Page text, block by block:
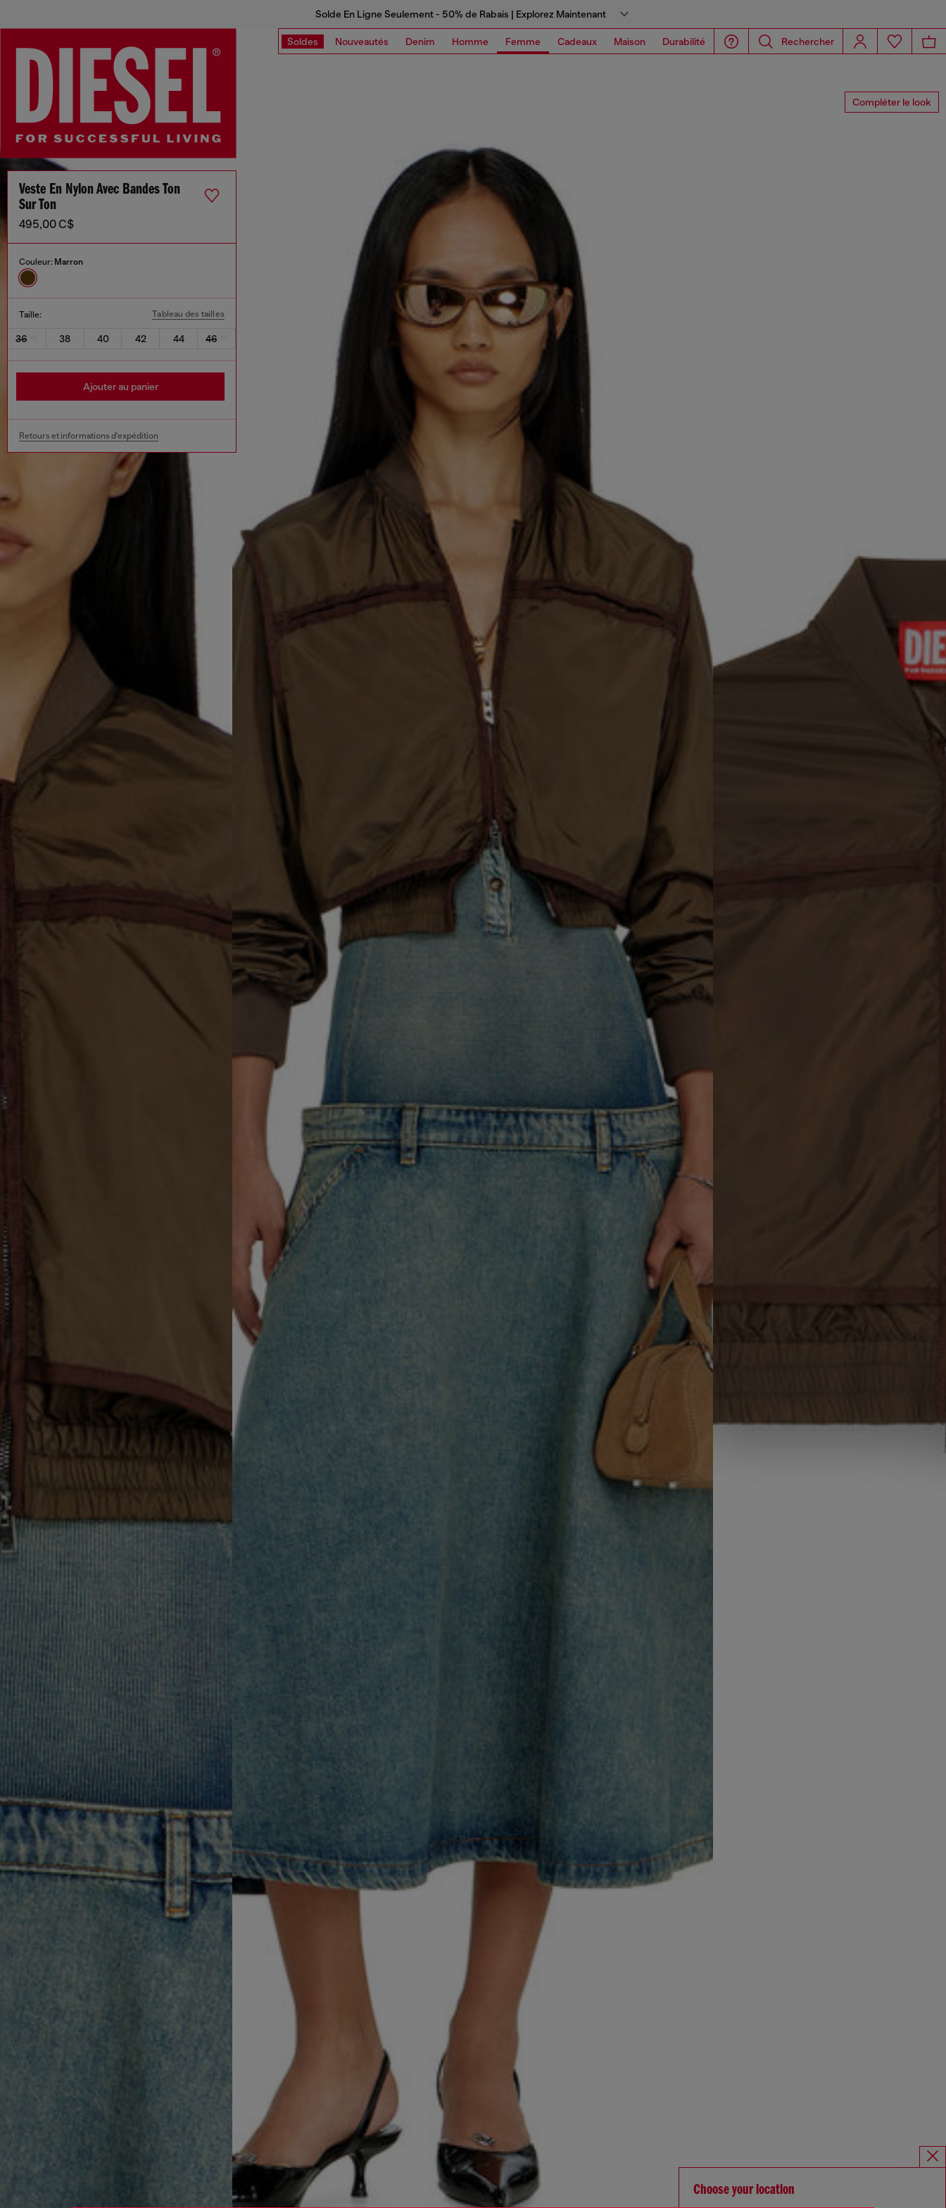
Solde En Ligne Seulement - 50% de Rabais | Explorez Maintenant
Soldes Nouveautés Denim Homme Femme Cadeaux Maison Durabilité Rechercher
Compléter le look
Veste En Nylon Avec Bandes Ton
Sur Ton
495,00 C$
Couleur: Marron
Taille: Tableau des tailles
36 38 40 42 44 46
Ajouter au panier
Retours et informations d'expédition
Choose your location